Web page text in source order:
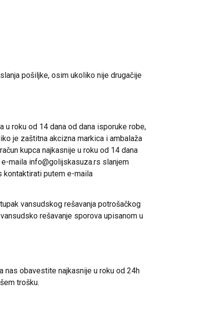
pošiljke, osim ukoliko nije drugačije
u roku od 14 dana od dana isporuke robe,
je zaštitna akcizna markica i ambalaža
kupca najkasnije u roku od 14 dana
maila info@golijskasuza.rs slanjem
kontaktirati putem e-maila
vansudskog rešavanja potrošačkog
rešavanje sporova upisanom u
obavestite najkasnije u roku od 24h
trošku.